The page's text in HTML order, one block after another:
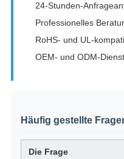
24-Stunden-
Professionelles
RoHS- und UL-
OEM- und ODM-
Häufig gestellte
Die Frage